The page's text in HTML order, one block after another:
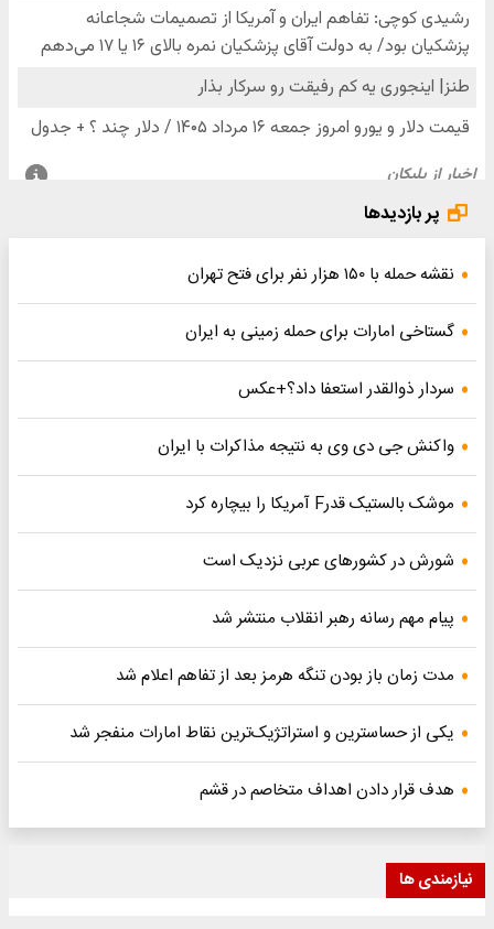
پر بازدیدها
نقشه حمله با ۱۵۰ هزار نفر برای فتح تهران
گستاخی امارات برای حمله زمینی به ایران
سردار ذوالقدر استعفا داد؟+عکس
واکنش جی دی وی به نتیجه مذاکرات با ایران
موشک بالستیک قدرF آمریکا را بیچاره کرد
شورش در کشورهای عربی نزدیک است
پیام مهم رسانه رهبر انقلاب منتشر شد
مدت زمان باز بودن تنگه هرمز بعد از تفاهم اعلام شد
یکی از حساسترین و استراتژیک‌ترین نقاط امارات منفجر شد
هدف قرار دادن اهداف متخاصم در قشم
نیازمندی ها